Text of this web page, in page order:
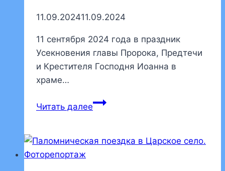
11.09.202411.09.2024
11 сентября 2024 года в праздник
Усекновения главы Пророка, Предтечи
и Крестителя Господня Иоанна в
храме…
Читать далееВ
Усекновения